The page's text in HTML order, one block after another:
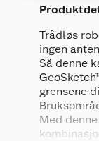
Trådløs
ingen
Så denne
grensene
Med